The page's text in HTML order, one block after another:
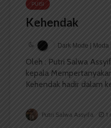
PUISI
Kehendak
Dark Mode | Moda
Oleh : Putri Salwa
kepala
Kehendak hadir dalam
Putri Salwa Assyifa 1